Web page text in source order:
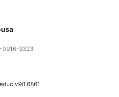
9323